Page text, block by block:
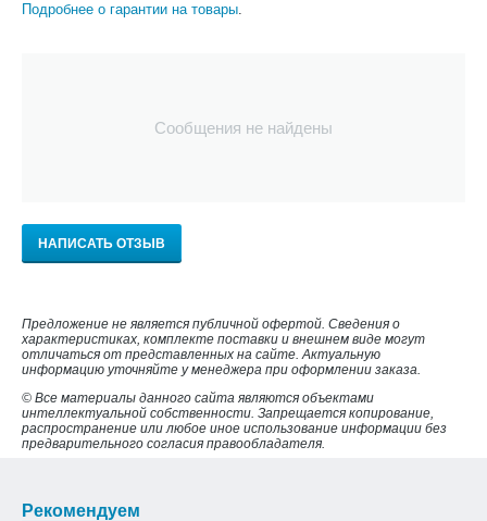
Подробнее о гарантии на товары.
Сообщения не найдены
НАПИСАТЬ ОТЗЫВ
Предложение не является публичной офертой. Сведения о
характеристиках, комплекте поставки и внешнем виде могут
отличаться от представленных на сайте. Актуальную
информацию уточняйте у менеджера при оформлении заказа.
© Все материалы данного сайта являются объектами
интеллектуальной собственности. Запрещается копирование,
распространение или любое иное использование информации без
предварительного согласия правообладателя.
Рекомендуем